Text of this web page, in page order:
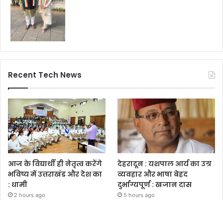
Recent Tech News
आज के विद्यार्थी ही नेतृत्व करेंगे
भविष्य में उत्तराखंड और देश का
: धामी
2 hours ago
देहरादून : यशपाल आर्य का उग्र
व्यवहार और भाषा बेहद
दुर्भाग्यपूर्ण : खजान दास
5 hours ago